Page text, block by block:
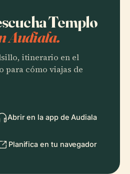
Templo
Audiala.
itinerario en el
para cómo viajas de
Abrir en la app de Audiala
Planifica en tu navegador